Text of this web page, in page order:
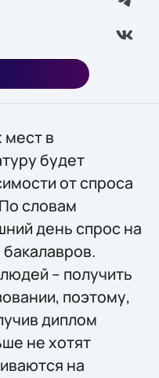
в
будет
от спроса
словам
день спрос на
– получить
поэтому,
диплом
не хотят
на